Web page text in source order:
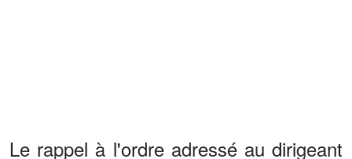
Le rappel à l'ordre adressé au dirigeant